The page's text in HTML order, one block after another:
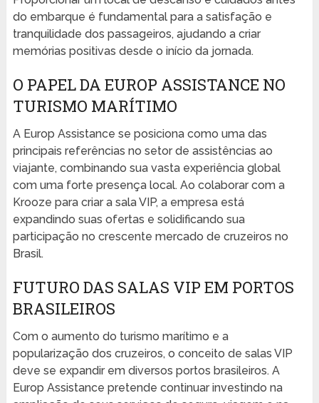
do embarque é fundamental para a satisfação e
tranquilidade dos passageiros, ajudando a criar
memórias positivas desde o início da jornada.
O PAPEL DA EUROP ASSISTANCE NO
TURISMO MARÍTIMO
A Europ Assistance se posiciona como uma das
principais referências no setor de assistências ao
viajante, combinando sua vasta experiência global
com uma forte presença local. Ao colaborar com a
Krooze para criar a sala VIP, a empresa está
expandindo suas ofertas e solidificando sua
participação no crescente mercado de cruzeiros no
Brasil.
FUTURO DAS SALAS VIP EM PORTOS
BRASILEIROS
Com o aumento do turismo marítimo e a
popularização dos cruzeiros, o conceito de salas VIP
deve se expandir em diversos portos brasileiros. A
Europ Assistance pretende continuar investindo na